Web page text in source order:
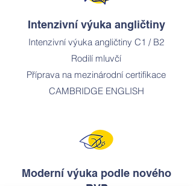
Intenzivní výuka angličtiny
Intenzivní výuka angličtiny C1 / B2
Rodilí mluvčí
Příprava na mezinárodní certifikace
CAMBRIDGE ENGLISH
Moderní výuka podle nového